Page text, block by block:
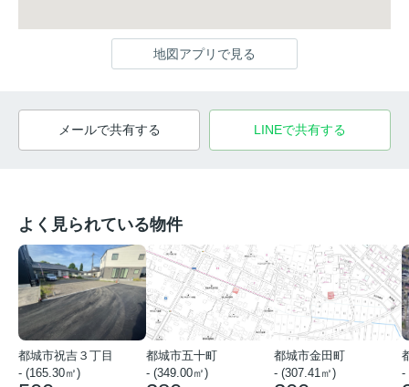
地図アプリで見る
メールで共有する LINEで共有する
よく見られている物件
都城市祝吉３丁目
- (165.30㎡)
都城市五十町
- (349.00㎡)
都城市金田町
- (307.41㎡)
-